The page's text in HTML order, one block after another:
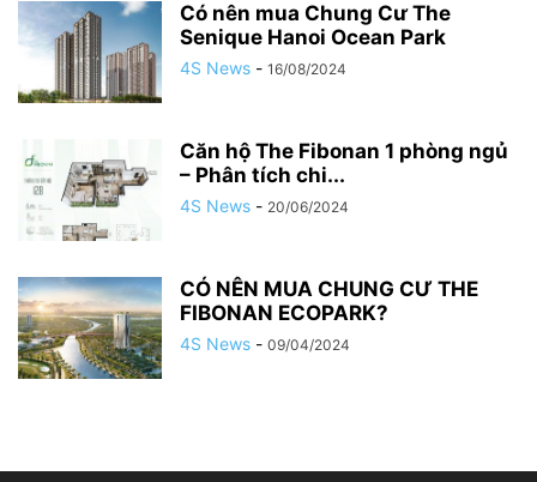
Có nên mua Chung Cư The
Senique Hanoi Ocean Park
4S News - 16/08/2024
Căn hộ The Fibonan 1 phòng ngủ
– Phân tích chi...
4S News - 20/06/2024
CÓ NÊN MUA CHUNG CƯ THE
FIBONAN ECOPARK?
4S News - 09/04/2024